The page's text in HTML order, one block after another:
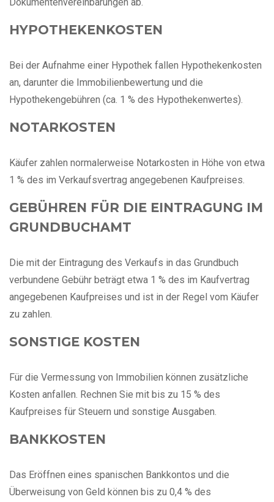
HYPOTHEKENKOSTEN
Bei der Aufnahme einer Hypothek fallen Hypothekenkosten
an, darunter die Immobilienbewertung und die
Hypothekengebühren (ca. 1 % des Hypothekenwertes).
NOTARKOSTEN
Käufer zahlen normalerweise Notarkosten in Höhe von etwa
1 % des im Verkaufsvertrag angegebenen Kaufpreises.
GEBÜHREN FÜR DIE EINTRAGUNG IM
GRUNDBUCHAMT
Die mit der Eintragung des Verkaufs in das Grundbuch
verbundene Gebühr beträgt etwa 1 % des im Kaufvertrag
angegebenen Kaufpreises und ist in der Regel vom Käufer
zu zahlen.
SONSTIGE KOSTEN
Für die Vermessung von Immobilien können zusätzliche
Kosten anfallen. Rechnen Sie mit bis zu 15 % des
Kaufpreises für Steuern und sonstige Ausgaben.
BANKKOSTEN
Das Eröffnen eines spanischen Bankkontos und die
Überweisung von Geld können bis zu 0,4 % des